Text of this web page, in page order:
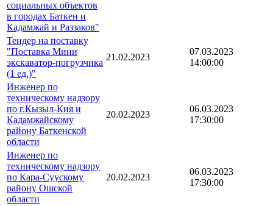
социальных объектов
в городах Баткен и
Кадамжай и Раззаков"
Тендер на поставку
"Поставка Мини
экскаватор-погрузчика
(1 ед.)"
21.02.2023
07.03.2023
14:00:00
Инженер по
техническому надзору
по г.Кызыл-Кия и
Кадамжайскому
району Баткенской
области
20.02.2023
06.03.2023
17:30:00
Инженер по
техническому надзору
по Кара-Суускому
району Ошской
области
20.02.2023
06.03.2023
17:30:00